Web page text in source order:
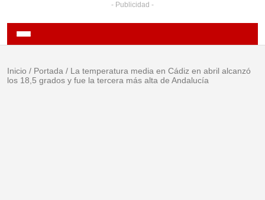
- Publicidad -
Inicio / Portada / La temperatura media en Cádiz en abril alcanzó
los 18,5 grados y fue la tercera más alta de Andalucía